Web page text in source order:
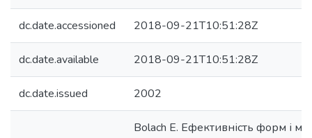
dc.date.accessioned 2018-09-21T10:51:28Z
dc.date.available 2018-09-21T10:51:28Z
dc.date.issued 2002
Bolach E. Ефективність форм і